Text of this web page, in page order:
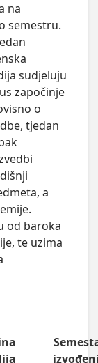
na
semestru.
sudjeluju
započinje
o
tjedan
a
od baroka
te uzima